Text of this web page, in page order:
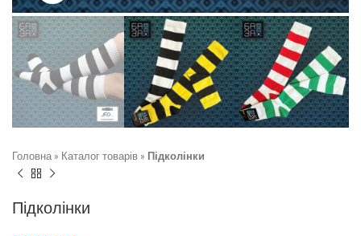
Головна » Каталог товарів » Підколінки
Підколінки